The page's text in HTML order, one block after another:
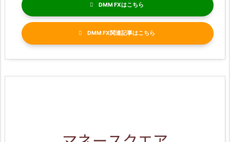
DMM FX
DMM FX関連記事